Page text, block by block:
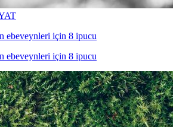
ebeveynleri için 8 ipucu
ebeveynleri için 8 ipucu